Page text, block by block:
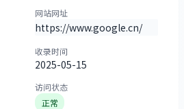
网站网址
https://www.google.cn/
收录时间
2025-05-15
访问状态
正常